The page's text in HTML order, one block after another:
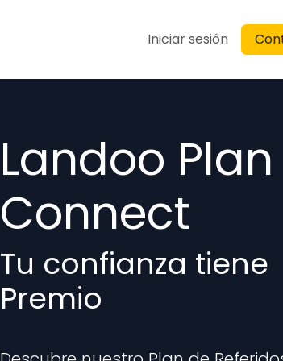
Soporte
Iniciar sesión
Landoo Plan
Connect
Tu confianza tiene
Premio